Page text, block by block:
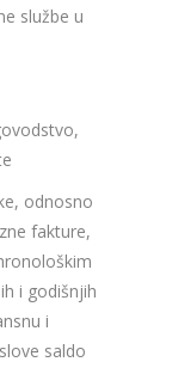
službe u
odnosno
fakture,
i godišnjih
i
saldo